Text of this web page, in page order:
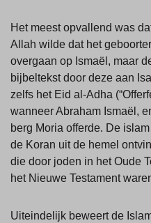
Het meest opvallend was
Allah wilde dat het
overgaan op Ismaël, maar
bijbeltekst door deze aan
zelfs het Eid al-Adha
wanneer Abraham Ismaël,
berg Moria offerde. De
de Koran uit de hemel
die door joden in het Oude
het Nieuwe Testament
Uiteindelijk beweert de